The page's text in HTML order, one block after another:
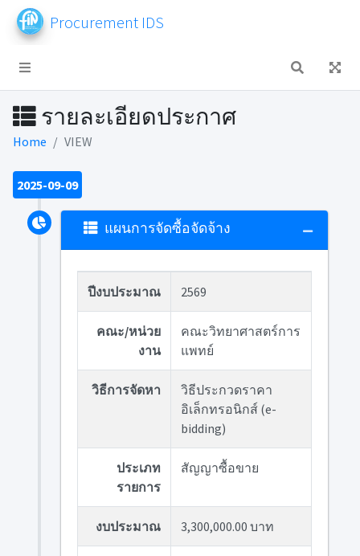
Procurement IDS
รายละเอียดประกาศ
Home VIEW
2025-09-09
แผนการจัดซื้อจัดจ้าง
ปีงบประมาณ 2569
คณะ/หน่วย
งาน
คณะวิทยาศาสตร์การ
แพทย์
วิธีการจัดหา
วิธีประกวดราคา
อิเล็กทรอนิกส์ (e-
bidding)
ประเภท
รายการ
สัญญาซื้อขาย
งบประมาณ 3,300,000.00 บาท